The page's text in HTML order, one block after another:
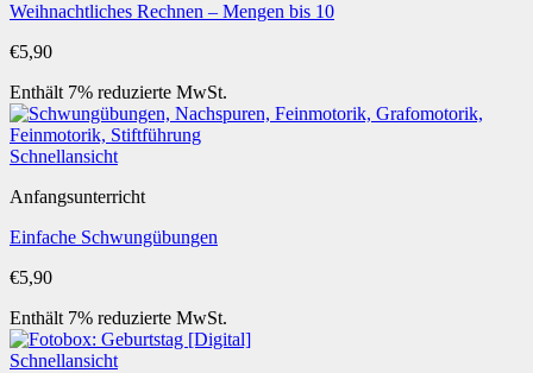
Weihnachtliches Rechnen – Mengen bis 10
€5,90
Enthält 7% reduzierte MwSt.
Schnellansicht
Anfangsunterricht
Einfache Schwungübungen
€5,90
Enthält 7% reduzierte MwSt.
Schnellansicht